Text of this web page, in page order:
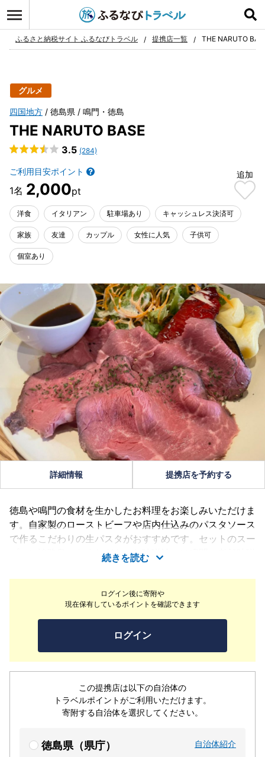
お気に入り
ふるさと納税サイト ふるなびトラベル 提携店一覧 THE NARUTO
グルメ
四国地方 徳島県 鳴門・徳島
THE NARUTO BASE
3.5 (284)
ご利用目安ポイント
2,000
追加
洋食 イタリアン 駐車場あり キャッシュレス決済可
家族 友達 カップル 女性に人気 子供可
個室あり
ログイン後に寄附や
現在保有しているポイントを確認できます
ログイン
この提携店は以下の自治体の
トラベルポイントがご利用いただけます。
寄附する自治体を選択してください。
徳島県（県庁） 自治体紹介
詳細情報 提携店を予約する
徳島や鳴門の食材を生かしたお料理をお楽しみいただけま
す。自家製のローストビーフや店内仕込みのパスタソース
で作るこだわりの生パスタがおすすめです。セットのスー
プには淡路島のたまねぎを、お味噌汁には鳴門の老舗味噌
屋さんのお味噌を使用しており、徳島の味わいを存分にお
楽しみいただけます。系列のベーカリーで焼き上げたパン
もお料理に合わせてお召し上がりください！
続きを読む